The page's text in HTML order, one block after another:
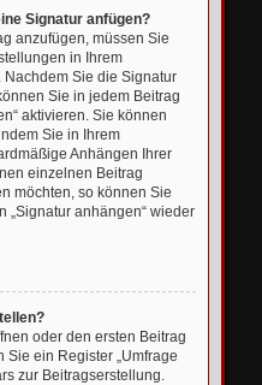
Signatur anfügen?
anzufügen, müssen Sie
in Ihrem
Sie die Signatur
Sie in jedem Beitrag
aktivieren. Sie können
Sie in Ihrem
Anhängen Ihrer
einzelnen Beitrag
möchten, so können Sie
„Signatur anhängen“ wieder
oder den ersten Beitrag
ein Register „Umfrage
zur Beitragserstellung.